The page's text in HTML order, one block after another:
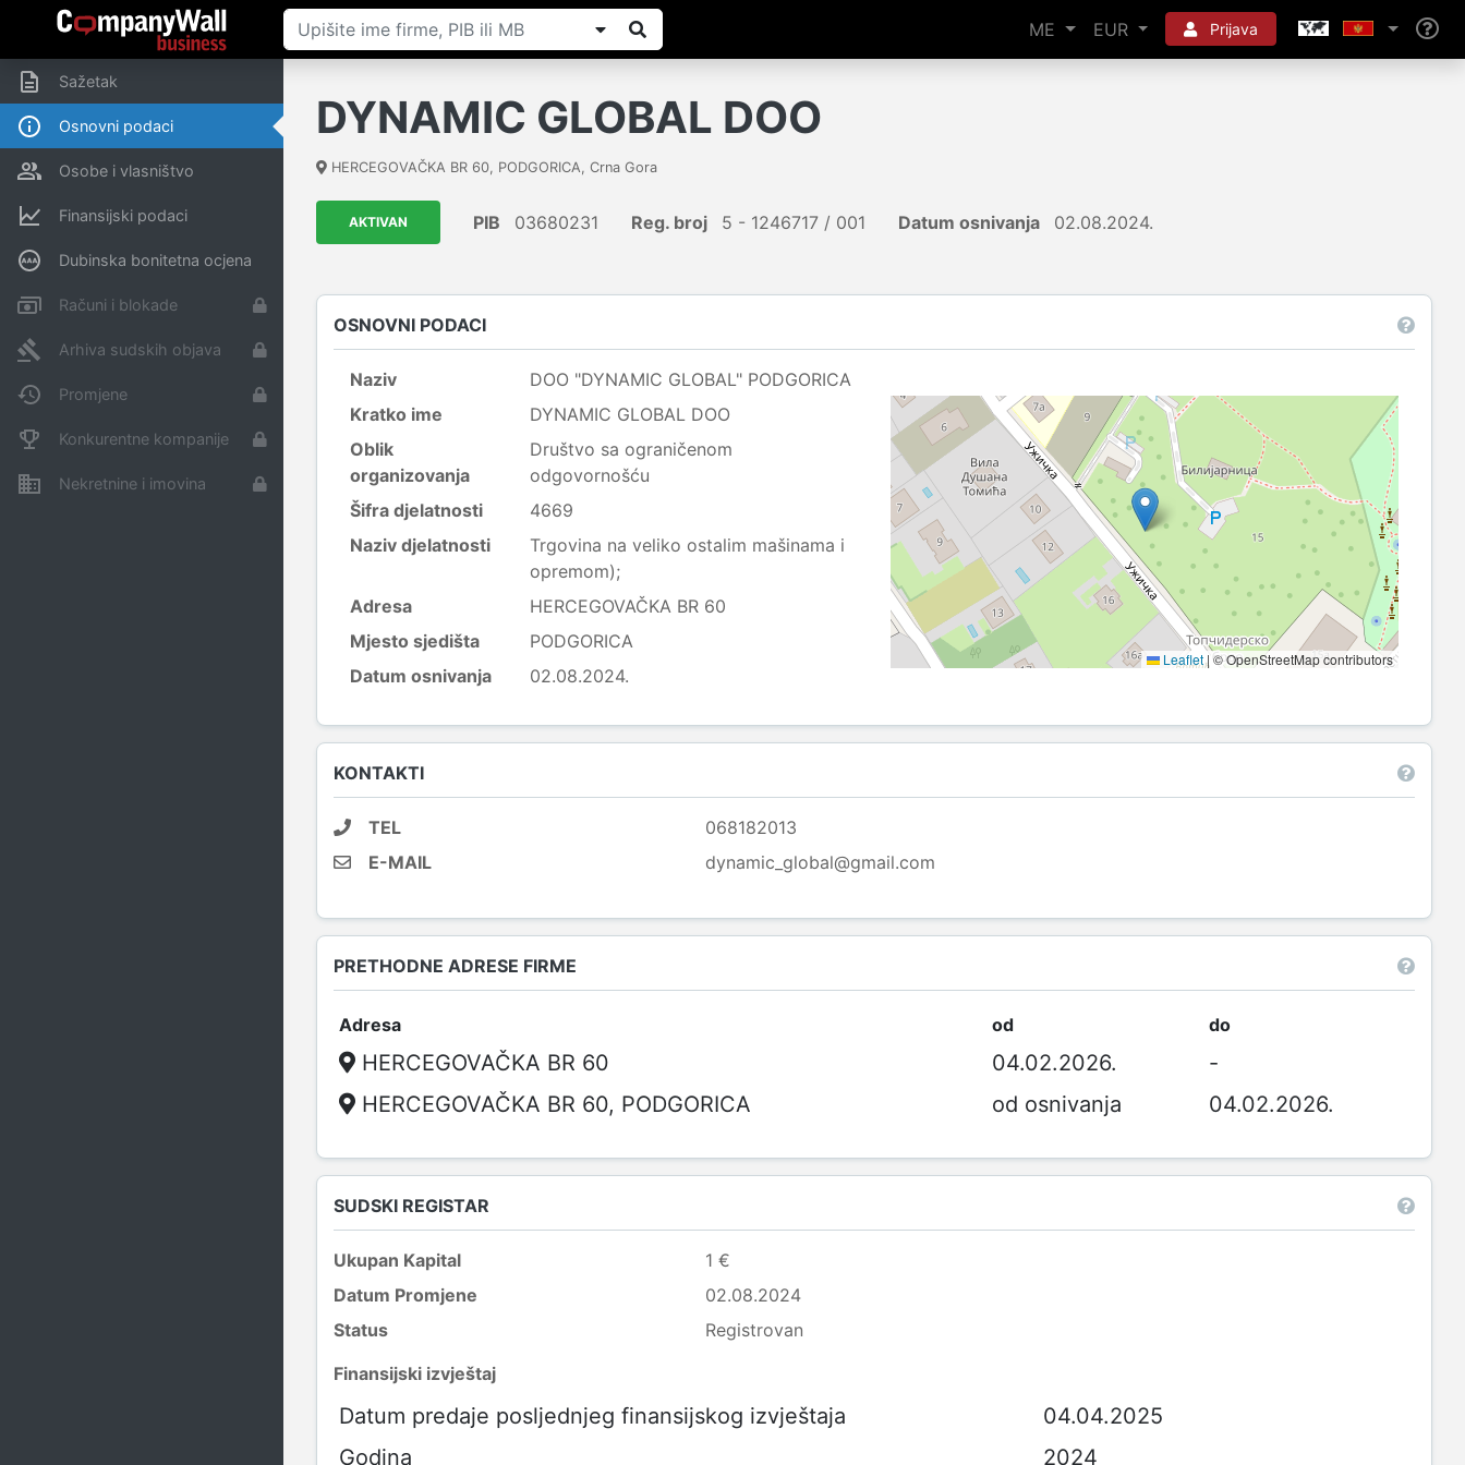
ME EUR Prijava
Sažetak
Osnovni podaci
Osobe i vlasništvo
Finansijski podaci
Dubinska bonitetna ocjena
Računi i blokade
Arhiva sudskih objava
Promjene
Konkurentne kompanije
Nekretnine i imovina
DYNAMIC GLOBAL DOO
HERCEGOVAČKA BR 60, PODGORICA, Crna Gora
AKTIVAN PIB 03680231 Reg. broj 5 - 1246717 / 001 Datum osnivanja 02.08.2024.
OSNOVNI PODACI
Naziv
DOO "DYNAMIC GLOBAL" PODGORICA
Kratko ime
DYNAMIC GLOBAL DOO
Oblik
organizovanja
Društvo sa ograničenom
odgovornošću
Šifra djelatnosti
4669
Naziv djelatnosti
Trgovina na veliko ostalim mašinama i
opremom);
Adresa
HERCEGOVAČKA BR 60
Mjesto sjedišta
PODGORICA
Datum osnivanja
02.08.2024.
Leaflet| © OpenStreetMap contributors
KONTAKTI
TEL
068182013
E-MAIL
dynamic_global@gmail.com
PRETHODNE ADRESE FIRME
Adresa od do
HERCEGOVAČKA BR 60 04.02.2026.
-
HERCEGOVAČKA BR 60, PODGORICA
od osnivanja 04.02.2026.
SUDSKI REGISTAR
Ukupan Kapital
1 €
Datum Promjene
02.08.2024
Status
Registrovan
Finansijski izvještaj
Datum predaje posljednjeg finansijskog izvještaja
04.04.2025
Godina
2024